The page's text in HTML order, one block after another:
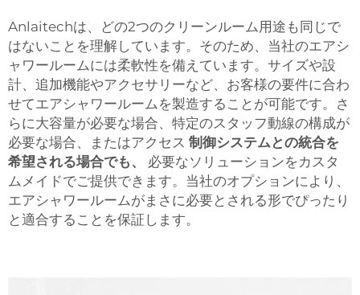
Anlaitechは、どの2つのクリーンルーム用途も同じで
はないことを理解しています。そのため、当社のエアシ
ャワールームには柔軟性を備えています。サイズや設
計、追加機能やアクセサリーなど、お客様の要件に合わ
せてエアシャワールームを製造することが可能です。さ
らに大容量が必要な場合、特定のスタッフ動線の構成が
必要な場合、またはアクセス 制御システムとの統合を
希望される場合でも、 必要なソリューションをカスタ
ムメイドでご提供できます。当社のオプションにより、
エアシャワールームがまさに必要とされる形でぴったり
と適合することを保証します。